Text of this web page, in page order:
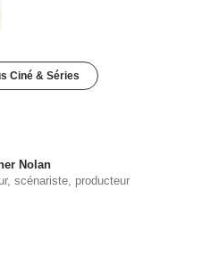
Ciné & Séries
Nolan
scénariste, producteur